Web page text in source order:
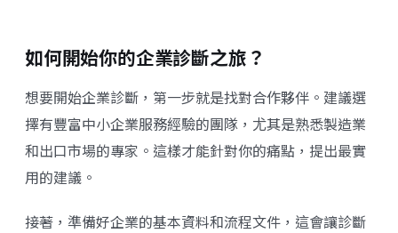
如何開始你的企業診斷之旅？
想要開始企業診斷，第一步就是找對合作夥伴。建議選
擇有豐富中小企業服務經驗的團隊，尤其是熟悉製造業
和出口市場的專家。這樣才能針對你的痛點，提出最實
用的建議。
接著，準備好企業的基本資料和流程文件，這會讓診斷